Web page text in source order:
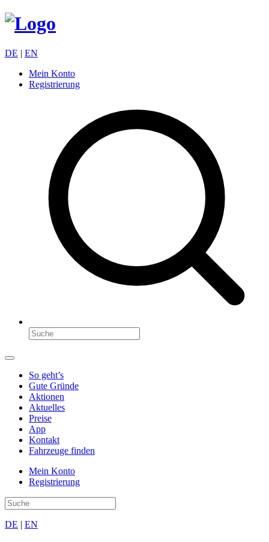
DE | EN
Mein Konto
Registrierung
So geht’s
Gute Gründe
Aktionen
Aktuelles
Preise
App
Kontakt
Fahrzeuge finden
Mein Konto
Registrierung
DE | EN